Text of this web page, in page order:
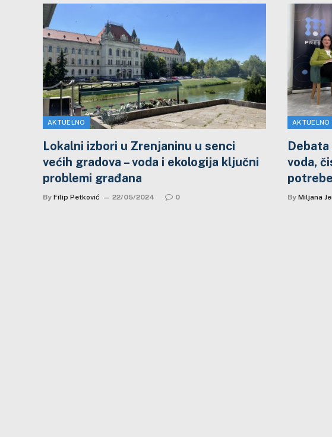
AKTUELNO
Lokalni izbori u Zrenjaninu u senci
većih gradova – voda i ekologija ključni
problemi građana
By Filip Petković 22/05/2024 0
AKTUELNO
voda,
By Miljana